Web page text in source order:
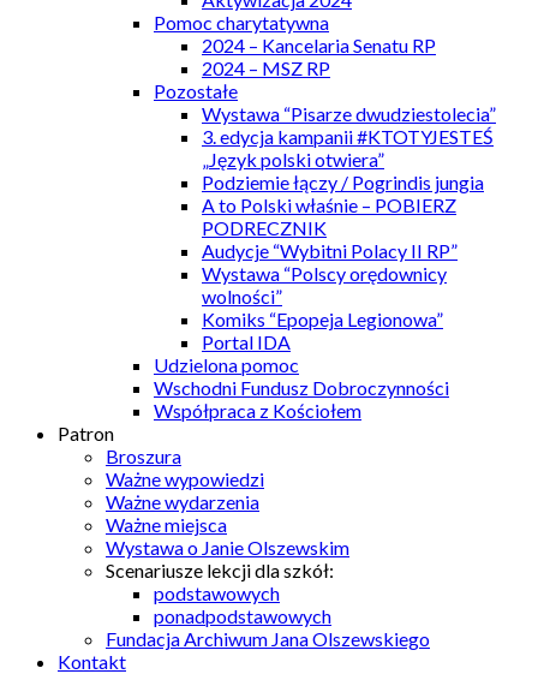
Pomoc charytatywna
2024 – Kancelaria Senatu RP
2024 – MSZ RP
Pozostałe
Wystawa “Pisarze dwudziestolecia”
3. edycja kampanii #KTOTYJESTEŚ
„Język polski otwiera”
Podziemie łączy / Pogrindis jungia
A to Polski właśnie – POBIERZ
PODRECZNIK
Audycje “Wybitni Polacy II RP”
Wystawa “Polscy orędownicy
wolności”
Komiks “Epopeja Legionowa”
Portal IDA
Udzielona pomoc
Wschodni Fundusz Dobroczynności
Współpraca z Kościołem
Patron
Broszura
Ważne wypowiedzi
Ważne wydarzenia
Ważne miejsca
Wystawa o Janie Olszewskim
Scenariusze lekcji dla szkół:
podstawowych
ponadpodstawowych
Fundacja Archiwum Jana Olszewskiego
Kontakt